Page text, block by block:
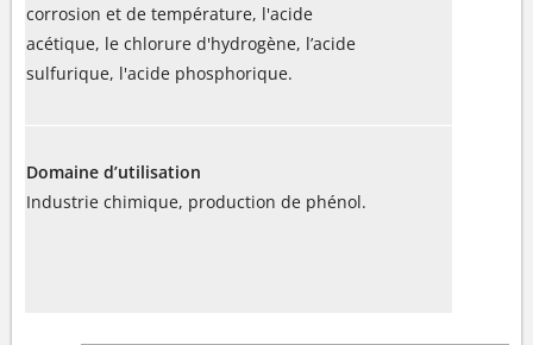
corrosion et de température, l'acide
acétique, le chlorure d'hydrogène, l’acide
sulfurique, l'acide phosphorique.
Domaine d’utilisation
Industrie chimique, production de phénol.